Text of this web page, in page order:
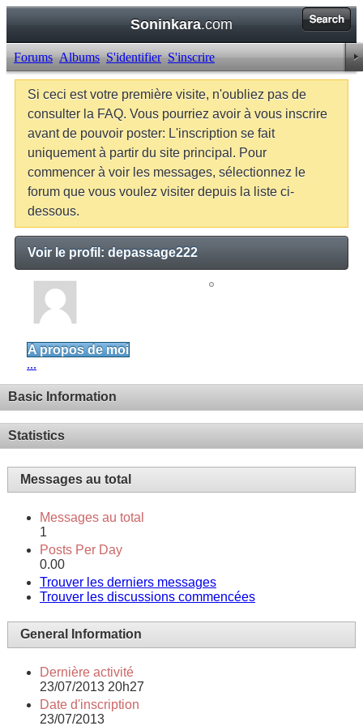
Soninkara.com
Forums Albums S'identifier S'inscrire
Si ceci est votre première visite, n'oubliez pas de
consulter la FAQ. Vous pourriez avoir à vous inscrire
avant de pouvoir poster: L'inscription se fait
uniquement à partir du site principal. Pour
commencer à voir les messages, sélectionnez le
forum que vous voulez visiter depuis la liste ci-
dessous.
Voir le profil: depassage222
A propos de moi
...
Basic Information
Statistics
Messages au total
Messages au total
1
Posts Per Day
0.00
Trouver les derniers messages
Trouver les discussions commencées
General Information
Dernière activité
23/07/2013 20h27
Date d'inscription
23/07/2013